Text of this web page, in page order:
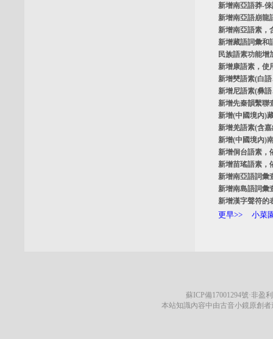
新增南亞語莽-倈
新增南亞語崩龍
新增南亞語素，
新增藏語詞彙和
民族語素功能
新增康語素，使
新增僰語素(白
新增尼語素(彝
新增先秦韻繫聯
新增(中國境內)
新增羌語素(含
新增(中國境內)
新增侗台語素，
新增苗瑤語素，
新增南亞語詞彙
新增南島語詞彙
新增漢字聲符的
更早>> 小菜
蘇ICP備17001294號·非盈
本站知識內容中由古音小鏡原創